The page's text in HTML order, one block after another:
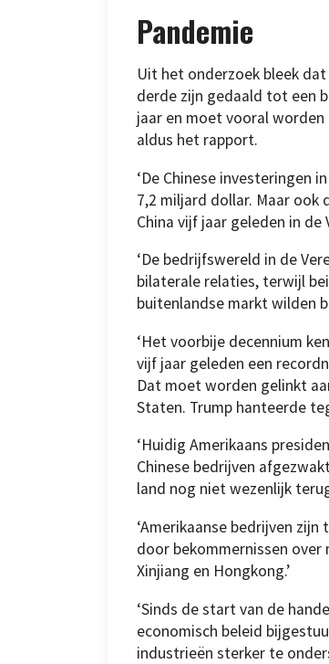
Pandemie
Uit het onderzoek bleek
derde zijn gedaald tot een
jaar en moet vooral worden
aldus het rapport.
‘De Chinese investeringen
7,2 miljard dollar. Maar
China vijf jaar geleden in de
‘De bedrijfswereld in de
bilaterale relaties, terwijl
buitenlandse markt wilden
‘Het voorbije decennium
vijf jaar geleden een
Dat moet worden gelinkt
Staten. Trump hanteerde
‘Huidig Amerikaans
Chinese bedrijven
land nog niet wezenlijk
‘Amerikaanse bedrijven
door bekommernissen
Xinjiang en Hongkong.’
‘Sinds de start van de
economisch beleid
industrieën sterker te